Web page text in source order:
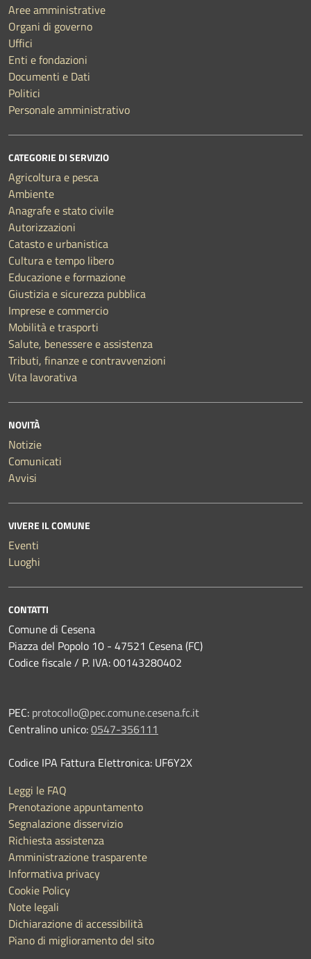
Aree amministrative
Organi di governo
Uffici
Enti e fondazioni
Documenti e Dati
Politici
Personale amministrativo
CATEGORIE DI SERVIZIO
Agricoltura e pesca
Ambiente
Anagrafe e stato civile
Autorizzazioni
Catasto e urbanistica
Cultura e tempo libero
Educazione e formazione
Giustizia e sicurezza pubblica
Imprese e commercio
Mobilità e trasporti
Salute, benessere e assistenza
Tributi, finanze e contravvenzioni
Vita lavorativa
NOVITÀ
Notizie
Comunicati
Avvisi
VIVERE IL COMUNE
Eventi
Luoghi
CONTATTI
Comune di Cesena
Piazza del Popolo 10 - 47521 Cesena (FC)
Codice fiscale / P. IVA: 00143280402
PEC: protocollo@pec.comune.cesena.fc.it
Centralino unico:0547-356111
Codice IPA Fattura Elettronica: UF6Y2X
Leggi le FAQ
Prenotazione appuntamento
Segnalazione disservizio
Richiesta assistenza
Amministrazione trasparente
Informativa privacy
Cookie Policy
Note legali
Dichiarazione di accessibilità
Piano di miglioramento del sito